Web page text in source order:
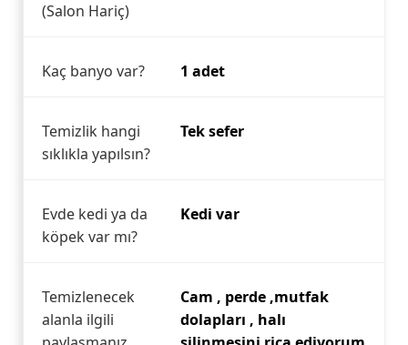
(Salon Hariç)
Kaç banyo var? 1 adet
Temizlik hangi
sıklıkla yapılsın?
Tek sefer
Evde kedi ya da
köpek var mı?
Kedi var
Temizlenecek
alanla ilgili
Cam , perde ,mutfak
dolapları , halı